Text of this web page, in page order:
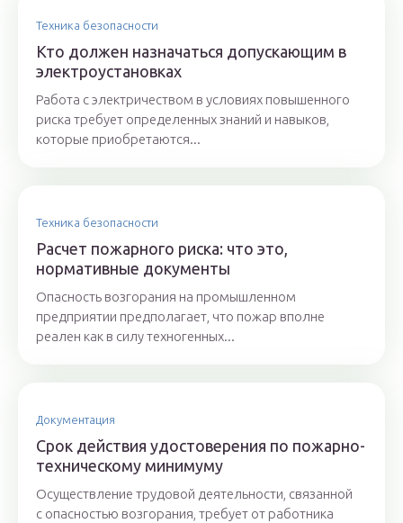
Техника безопасности
Кто должен назначаться допускающим в
электроустановках
Работа с электричеством в условиях повышенного
риска требует определенных знаний и навыков,
которые приобретаются...
Техника безопасности
Расчет пожарного риска: что это,
нормативные документы
Опасность возгорания на промышленном
предприятии предполагает, что пожар вполне
реален как в силу техногенных...
Документация
Срок действия удостоверения по пожарно-
техническому минимуму
Осуществление трудовой деятельности, связанной
с опасностью возгорания, требует от работника